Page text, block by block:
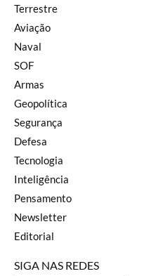
Terrestre
Aviação
Naval
SOF
Armas
Geopolítica
Segurança
Defesa
Tecnologia
Inteligência
Pensamento
Newsletter
Editorial
SIGA NAS REDES